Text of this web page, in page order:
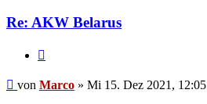
Re: AKW Belarus
Beitrag
von Marco » Mi 15. Dez 2021, 12:05